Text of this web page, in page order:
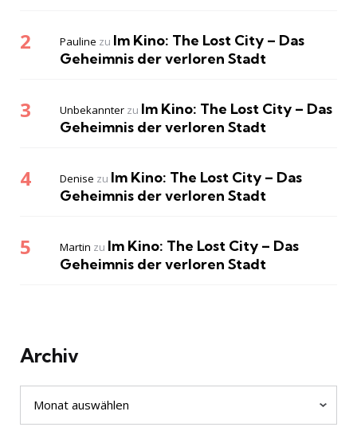
Pauline zu Im Kino: The Lost City – Das
Geheimnis der verloren Stadt
Unbekannter zu Im Kino: The Lost City – Das
Geheimnis der verloren Stadt
Denise zu Im Kino: The Lost City – Das
Geheimnis der verloren Stadt
Martin zu Im Kino: The Lost City – Das
Geheimnis der verloren Stadt
Archiv
Archiv